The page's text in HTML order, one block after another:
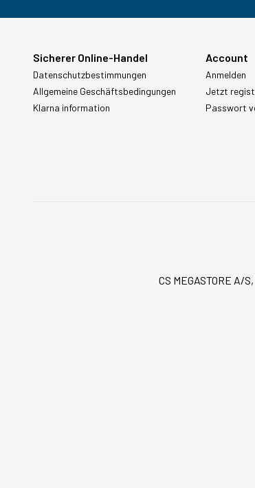
Sicherer Online-Handel
Datenschutzbestimmungen
Allgemeine Geschäftsbedingungen
Klarna information
Account
Anmelden
Jetzt
Passwort
CS MEGASTORE A/